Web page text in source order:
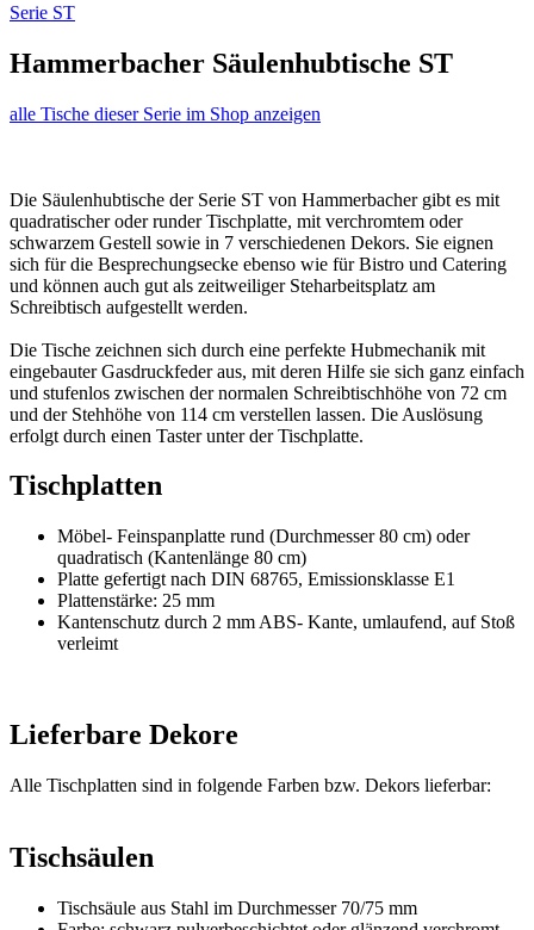
Serie ST
Hammerbacher Säulenhubtische ST
alle Tische dieser Serie im Shop anzeigen
Die Säulenhubtische der Serie ST von Hammerbacher gibt es mit
quadratischer oder runder Tischplatte, mit verchromtem oder
schwarzem Gestell sowie in 7 verschiedenen Dekors. Sie eignen
sich für die Besprechungsecke ebenso wie für Bistro und Catering
und können auch gut als zeitweiliger Steharbeitsplatz am
Schreibtisch aufgestellt werden.
Die Tische zeichnen sich durch eine perfekte Hubmechanik mit
eingebauter Gasdruckfeder aus, mit deren Hilfe sie sich ganz einfach
und stufenlos zwischen der normalen Schreibtischhöhe von 72 cm
und der Stehhöhe von 114 cm verstellen lassen. Die Auslösung
erfolgt durch einen Taster unter der Tischplatte.
Tischplatten
Möbel- Feinspanplatte rund (Durchmesser 80 cm) oder
quadratisch (Kantenlänge 80 cm)
Platte gefertigt nach DIN 68765, Emissionsklasse E1
Plattenstärke: 25 mm
Kantenschutz durch 2 mm ABS- Kante, umlaufend, auf Stoß
verleimt
Lieferbare Dekore
Alle Tischplatten sind in folgende Farben bzw. Dekors lieferbar:
Tischsäulen
Tischsäule aus Stahl im Durchmesser 70/75 mm